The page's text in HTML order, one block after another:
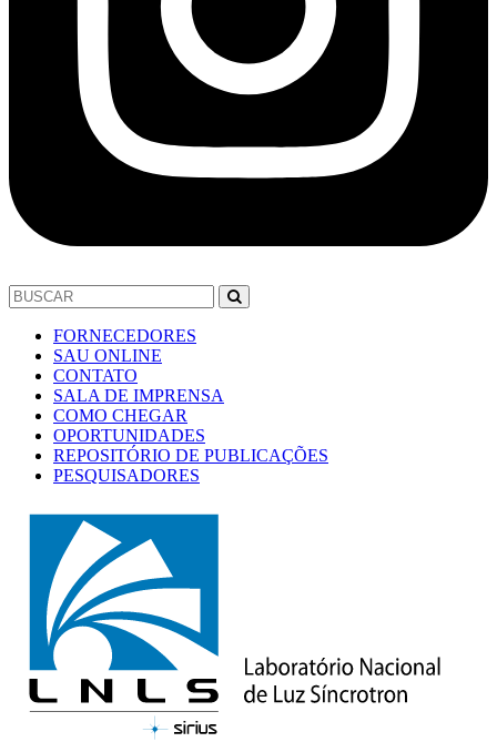
FORNECEDORES
SAU ONLINE
CONTATO
SALA DE IMPRENSA
COMO CHEGAR
OPORTUNIDADES
REPOSITÓRIO DE PUBLICAÇÕES
PESQUISADORES